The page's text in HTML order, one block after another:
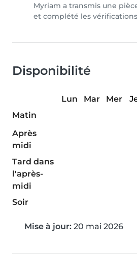
Myriam a transmis une
et complété les
Disponibilité
Lun Mar Mer
Matin
Après
midi
Tard dans
l'après-
midi
Soir
Mise à jour: 20 mai 2026